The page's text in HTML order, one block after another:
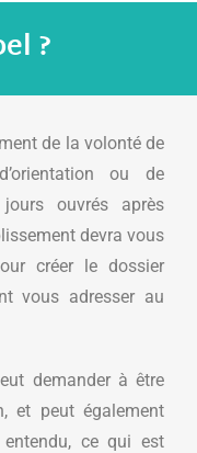
?
de la volonté de
ou de
ouvrés après
devra vous
créer le dossier
vous adresser au
demander à être
et peut également
ce qui est